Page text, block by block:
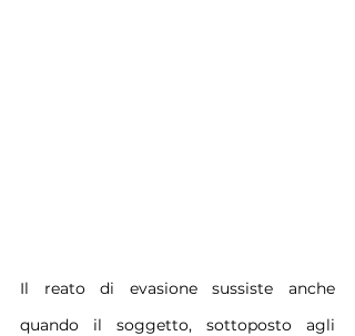
Il reato di evasione sussiste anche
quando il soggetto, sottoposto agli